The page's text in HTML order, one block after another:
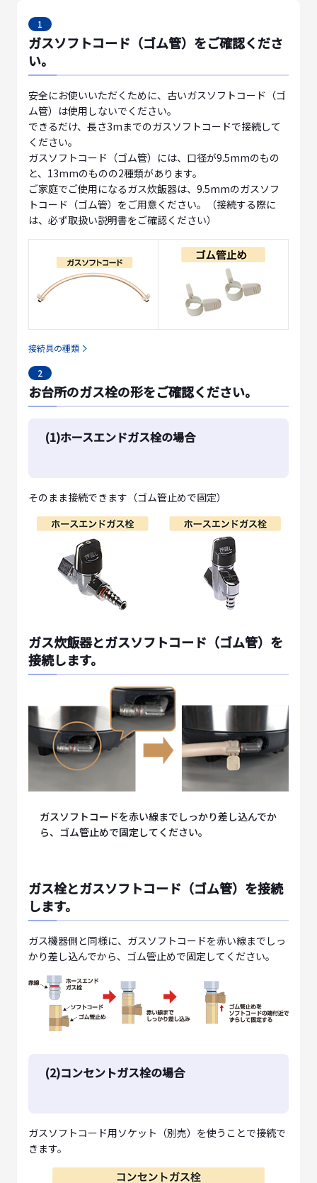
1
ガスソフトコード（ゴム管）をご確認くださ
い。
安全にお使いいただくために、古いガスソフトコード（ゴ
ム管）は使用しないでください。
できるだけ、長さ3mまでのガスソフトコードで接続して
ください。
ガスソフトコード（ゴム管）には、口径が9.5mmのもの
と、13mmのものの2種類があります。
ご家庭でご使用になるガス炊飯器は、9.5mmのガスソフ
トコード（ゴム管）をご用意ください。（接続する際に
は、必ず取扱い説明書をご確認ください）
接続具の種類
2
お台所のガス栓の形をご確認ください。
(1)ホースエンドガス栓の場合
そのまま接続できます（ゴム管止めで固定）
ガス炊飯器とガスソフトコード（ゴム管）を
接続します。
ガスソフトコードを赤い線までしっかり差し込んでか
ら、ゴム管止めで固定してください。
ガス栓とガスソフトコード（ゴム管）を接続
します。
ガス機器側と同様に、ガスソフトコードを赤い線までしっ
かり差し込んでから、ゴム管止めで固定してください。
(2)コンセントガス栓の場合
ガスソフトコード用ソケット（別売）を使うことで接続で
きます。